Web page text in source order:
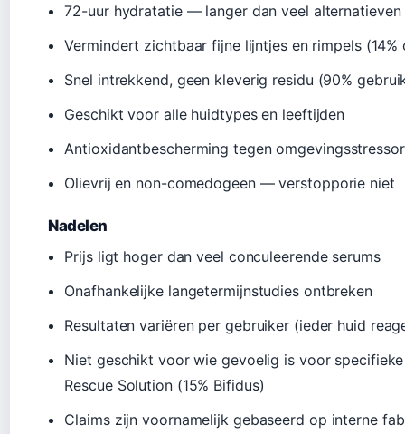
72-uur hydratatie — langer dan veel alternatieven
Vermindert zichtbaar fijne lijntjes en rimpels
Snel intrekkend, geen kleverig residu (90%
Geschikt voor alle huidtypes en leeftijden
Antioxidantbescherming tegen
Olievrij en non-comedogeen — verstopporie niet
Nadelen
Prijs ligt hoger dan veel conculeerende serums
Onafhankelijke langetermijnstudies ontbreken
Resultaten variëren per gebruiker (ieder huid
Niet geschikt voor wie gevoelig is voor
Rescue Solution (15% Bifidus)
Claims zijn voornamelijk gebaseerd op interne